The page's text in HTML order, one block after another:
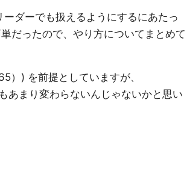
ダーでも扱えるようにするにあたっ
だったので、やり方についてまとめて
）) を前提としていますが、
あまり変わらないんじゃないかと思い